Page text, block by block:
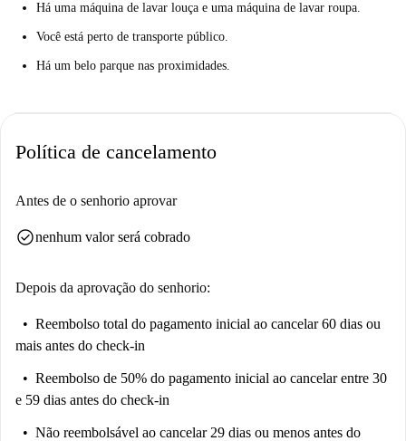
Há uma máquina de lavar louça e uma máquina de lavar roupa.
Você está perto de transporte público.
Há um belo parque nas proximidades.
Política de cancelamento
Antes de o senhorio aprovar
check_circlenenhum valor será cobrado
Depois da aprovação do senhorio:
Reembolso total do pagamento inicial ao cancelar 60 dias ou
mais antes do check-in
Reembolso de 50% do pagamento inicial ao cancelar entre 30
e 59 dias antes do check-in
Não reembolsável ao cancelar 29 dias ou menos antes do